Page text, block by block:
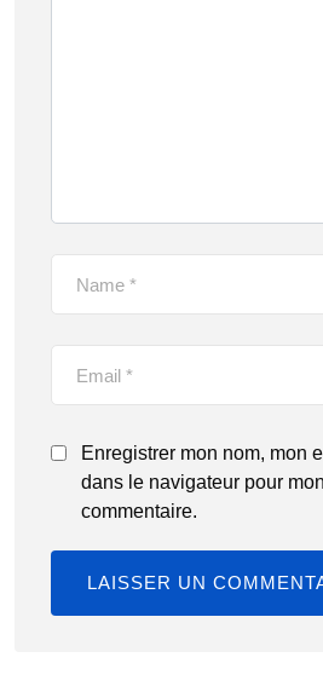
Enregistrer mon nom, mon
dans le navigateur pour
commentaire.